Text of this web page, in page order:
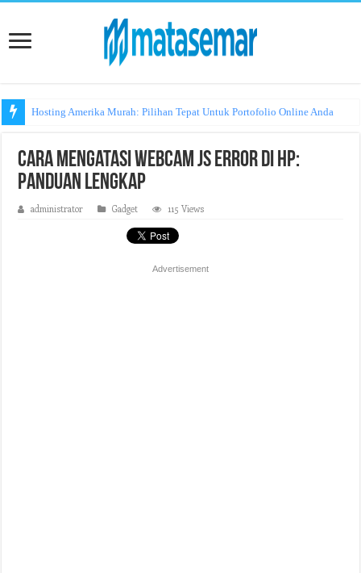
Hosting Amerika Murah: Pilihan Tepat Untuk Portofolio Online Anda
Cara Mengatasi Webcam JS Error di HP:
Panduan Lengkap
administrator Gadget 115 Views
Advertisement